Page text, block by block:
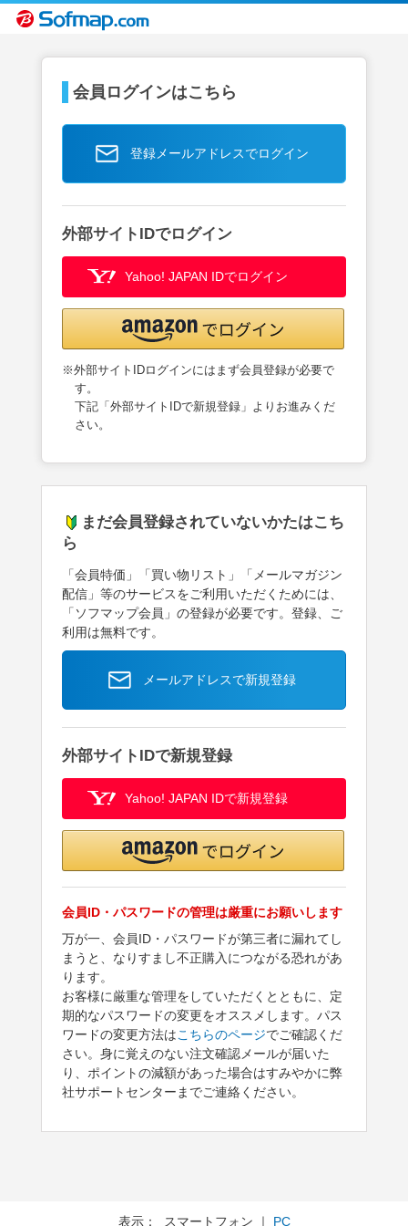
会員ログインはこちら
登録メールアドレスでログイン
外部サイトIDでログイン
Yahoo! JAPAN IDでログイン
※外部サイトIDログインにはまず会員登録が必要で
す。
下記「外部サイトIDで新規登録」よりお進みくだ
さい。
まだ会員登録されていないかたはこち
ら
「会員特価」「買い物リスト」「メールマガジン
配信」等のサービスをご利用いただくためには、
「ソフマップ会員」の登録が必要です。登録、ご
利用は無料です。
メールアドレスで新規登録
外部サイトIDで新規登録
Yahoo! JAPAN IDで新規登録
会員ID・パスワードの管理は厳重にお願いします
万が一、会員ID・パスワードが第三者に漏れてし
まうと、なりすまし不正購入につながる恐れがあ
ります。
お客様に厳重な管理をしていただくとともに、定
期的なパスワードの変更をオススメします。パス
ワードの変更方法はこちらのページでご確認くだ
さい。身に覚えのない注文確認メールが届いた
り、ポイントの減額があった場合はすみやかに弊
社サポートセンターまでご連絡ください。
表示： スマートフォン ｜ PC